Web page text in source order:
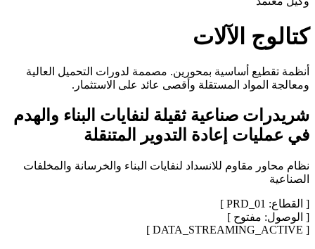
كتالوج الآلات
أنظمة تقطيع أساسية بمحورين. مصممة لدورات التحميل العالية
ومعالجة المواد المستقلة وأقصى عائد على الاستثمار.
شريدرات صناعية ثقيلة لنفايات البناء والهدم
في عمليات إعادة التدوير المتنقلة
نظام محاور مقاوم للانسداد لنفايات البناء والخرسانة والمخلفات
الصناعية
[ القطاع: PRD_01
]
[ الوصول: مفتوح ]
[ DATA_STREAMING_ACTIVE ]